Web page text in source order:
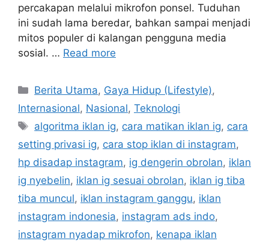
percakapan melalui mikrofon ponsel. Tuduhan
ini sudah lama beredar, bahkan sampai menjadi
mitos populer di kalangan pengguna media
sosial. … Read more
C
a
e
g
o
r
i
s
Berita Utama, Gaya Hidup (Lifestyle),
Internasional, Nasional, Teknologi
T
a
s
algoritma iklan ig, cara matikan iklan ig, cara
setting privasi ig, cara stop iklan di instagram,
hp disadap instagram, ig dengerin obrolan, iklan
ig nyebelin, iklan ig sesuai obrolan, iklan ig tiba
tiba muncul, iklan instagram ganggu, iklan
instagram indonesia, instagram ads indo,
instagram nyadap mikrofon, kenapa iklan